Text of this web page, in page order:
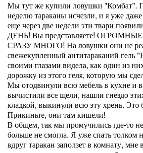
Мы тут же купили ловушки "Комбат".
неделю тараканы исчезли, и я уже
еще через две недели эти твари
ДЕНЬ! Вы представляете!
СРАЗУ МНОГО! На ловушки они не
свежекупленный антитараканий гель
своими глазами видела, как один из
дорожку из этого геля, которую мы
Мы отодвинули всю мебель в кухне и
вычистили все щели, нашли гнездо
кладкой, выкинули всю эту хрень. Это
Прикиньте, они там кишели!
В общем, так мы промучились где-то
больше не смогла. Я уже спать толком
вдруг таракан заползет в комнату,